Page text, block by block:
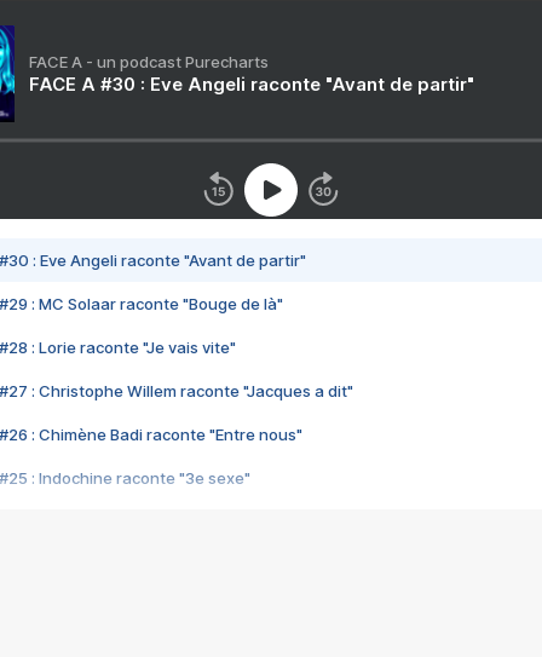
FACE A - un podcast Purecharts
FACE A #30 : Eve Angeli raconte "Avant de partir"
#30 : Eve Angeli raconte "Avant de partir"
#29 : MC Solaar raconte "Bouge de là"
#28 : Lorie raconte "Je vais vite"
#27 : Christophe Willem raconte "Jacques a dit"
#26 : Chimène Badi raconte "Entre nous"
#25 : Indochine raconte "3e sexe"